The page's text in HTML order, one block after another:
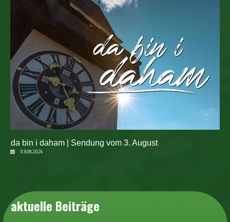
da bin i daham | Sendung vom 3. August
03.08.2026
aktuelle Beiträge